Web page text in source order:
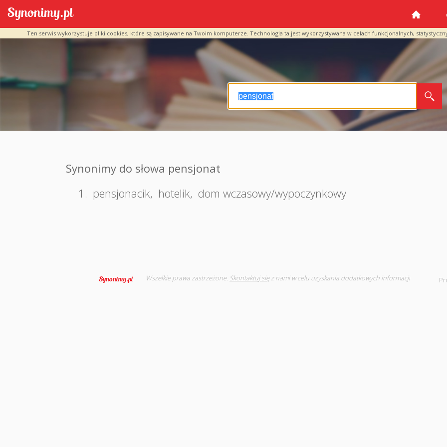
Ten serwis wykorzystuje pliki cookies, które są zapisywane na Twoim komputerze. Technologia ta jest wykorzystywana w celach funkcjonalnych,
Synonimy do słowa pensjonat
1. pensjonacik, hotelik, dom wczasowy/wypoczynkowy
Wszelkie prawa zastrzeżone. Skontaktuj sięz nami w celu uzyskania dodatkowych informacji